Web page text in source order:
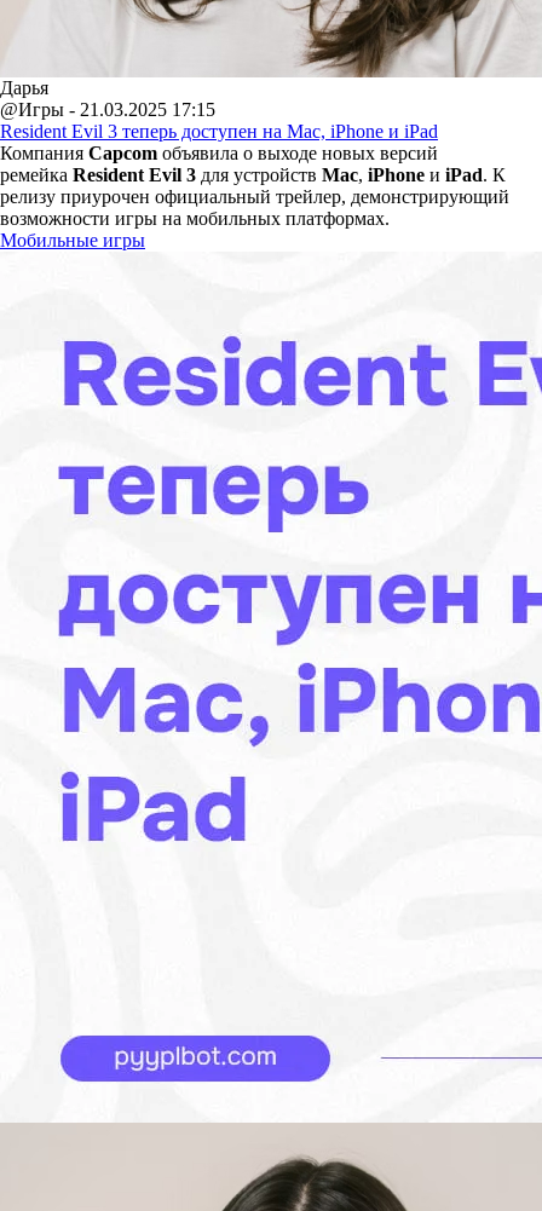
Дарья
@Игры - 21.03.2025 17:15
Resident Evil 3 теперь доступен на Mac, iPhone и iPad
Компания Capcom объявила о выходе новых версий
ремейка Resident Evil 3 для устройств Mac, iPhone и iPad. К
релизу приурочен официальный трейлер, демонстрирующий
возможности игры на мобильных платформах.
Мобильные игры